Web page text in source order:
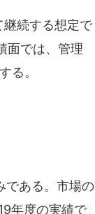
続する想定で
面では、管理
る。
である。市場の
年度の実績で